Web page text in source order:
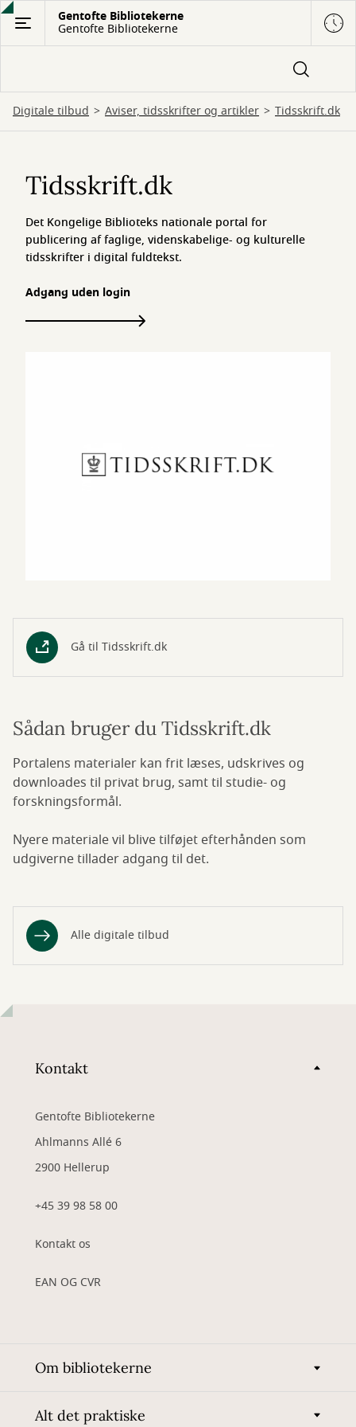
Gå
hovedindhold
Gentofte Bibliotekerne
Gentofte Bibliotekerne
Digitale tilbud Aviser, tidsskrifter og artikler Tidsskrift.dk
Tidsskrift.dk
Det Kongelige Biblioteks nationale portal for
publicering af faglige, videnskabelige- og kulturelle
tidsskrifter i digital fuldtekst.
Adgang uden login
Gå til Tidsskrift.dk
Sådan bruger du Tidsskrift.dk
Portalens materialer kan frit læses, udskrives og
downloades til privat brug, samt til studie- og
forskningsformål.
Nyere materiale vil blive tilføjet efterhånden som
udgiverne tillader adgang til det.
Alle digitale tilbud
Kontakt
Gentofte Bibliotekerne
Ahlmanns Allé 6
2900 Hellerup
+45 39 98 58 00
Kontakt os
EAN OG CVR
Om bibliotekerne
Alt det praktiske